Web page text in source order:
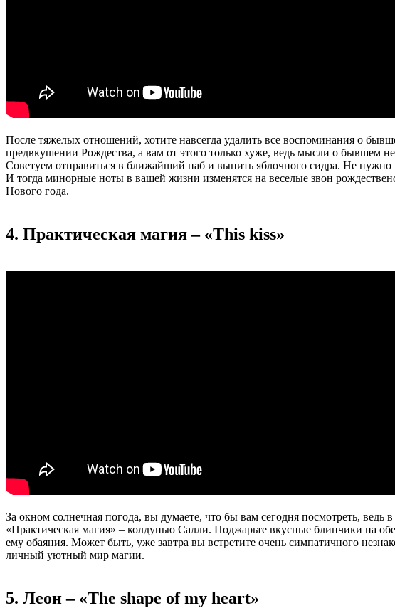
После тяжелых отношений, хотите навсегда удалить все воспоминания о
предвкушении Рождества, а вам от этого только хуже, ведь мысли о бывшем
Советуем отправиться в ближайший паб и выпить яблочного сидра. Не нужно
И тогда минорные ноты в вашей жизни изменятся на веселые звон
Нового года.
4. Практическая магия – «This kiss»
За окном солнечная погода, вы думаете, что бы вам сегодня посмотреть,
«Практическая магия» – колдунью Салли. Поджарьте вкусные блинчики на
ему обаяния. Может быть, уже завтра вы встретите очень симпатичного
личный уютный мир магии.
5. Леон – «The shape of my heart»